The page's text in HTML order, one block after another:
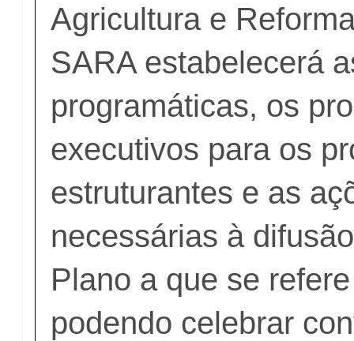
Agricultura e
SARA estabelecerá
programáticas, os
executivos para os
estruturantes e as
necessárias à
Plano a que se
podendo celebrar